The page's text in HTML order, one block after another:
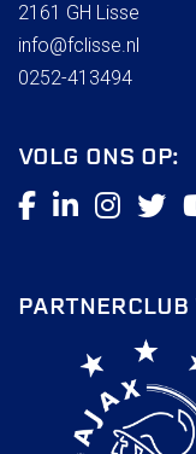
2161 GH Lisse
info@fclisse.nl
0252-413494
VOLG ONS OP:
PARTNERCLUB